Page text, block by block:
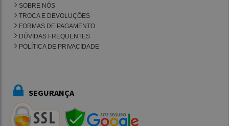
SOBRE NÓS
TROCA E DEVOLUÇÕES
FORMAS DE PAGAMENTO
DÚVIDAS FREQUENTES
POLÍTICA DE PRIVACIDADE
SEGURANÇA